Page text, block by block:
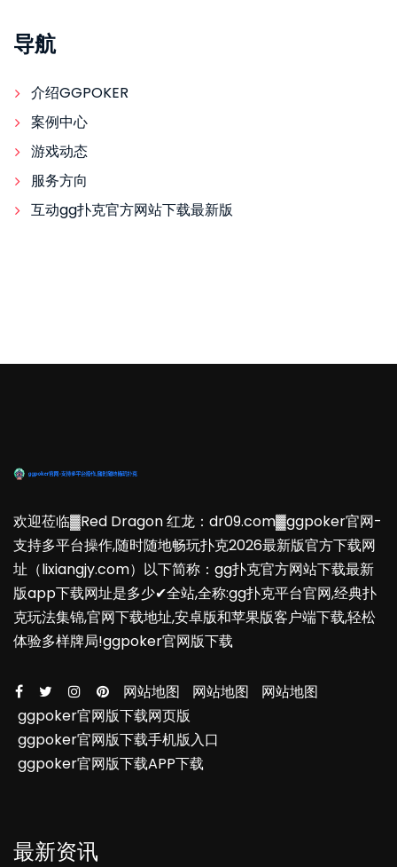
导航
介绍GGPOKER
案例中心
游戏动态
服务方向
互动gg扑克官方网站下载最新版
欢迎莅临▓Red Dragon 红龙：dr09.com▓ggpoker官网-
支持多平台操作,随时随地畅玩扑克2026最新版官方下载网
址（lixiangjy.com）以下简称：gg扑克官方网站下载最新
版app下载网址是多少✔全站,全称:gg扑克平台官网,经典扑
克玩法集锦,官网下载地址,安卓版和苹果版客户端下载,轻松
体验多样牌局!ggpoker官网版下载
网站地图 网站地图
网站地图
ggpoker官网版下载网页版
ggpoker官网版下载手机版入口
ggpoker官网版下载APP下载
最新资讯